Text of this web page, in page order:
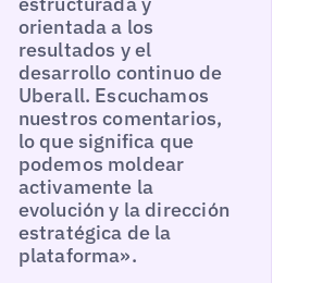
orientada a los
resultados y el
desarrollo continuo de
Uberall. Escuchamos
nuestros comentarios,
lo que significa que
podemos moldear
activamente la
evolución y la dirección
estratégica de la
plataforma».